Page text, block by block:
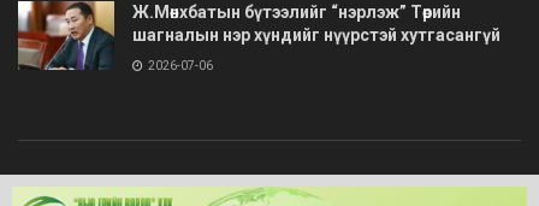
Ж.Мөнхбатын бүтээлийг “нэрлэж” Төрийн
шагналын нэр хүндийг нүүрстэй хутгасангүй
2026-07-06
© 2020 Barimt.com- Зохиогчийн эрх хуулиар хамгаалагдсан. Загварыг